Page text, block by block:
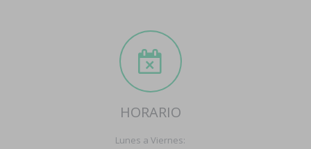
HORARIO
Lunes a Viernes: